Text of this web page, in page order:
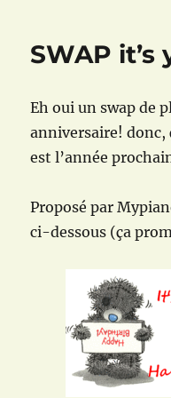
SWAP
Eh oui un swap de
anniversaire! donc,
est l’année
Proposé par
ci-dessous (ça